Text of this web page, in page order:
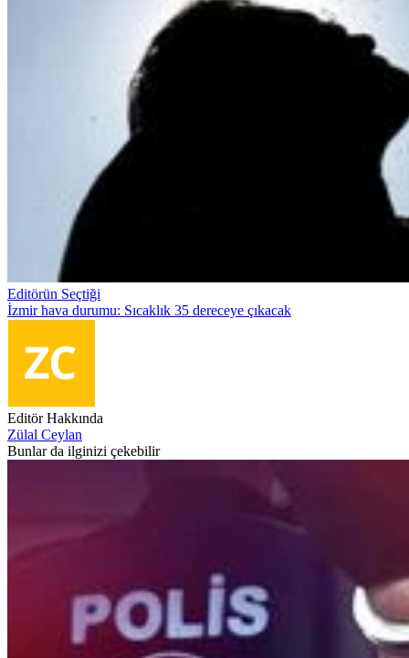
Editörün Seçtiği
İzmir hava durumu: Sıcaklık 35 dereceye çıkacak
Editör Hakkında
Zülal Ceylan
Bunlar da ilginizi çekebilir